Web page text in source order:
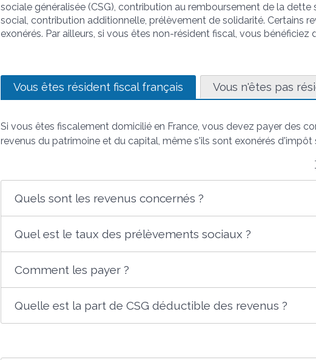
sociale généralisée (CSG), contribution au remboursement de la dette
social, contribution additionnelle, prélèvement de solidarité. Certains
exonérés. Par ailleurs, si vous êtes non-résident fiscal, vous bénéficiez
Vous êtes résident fiscal français Vous n'êtes pas
Si vous êtes fiscalement domicilié en France, vous devez payer des
revenus du patrimoine et du capital, même s'ils sont exonérés d'impôt
Quels sont les revenus concernés ?
Quel est le taux des prélèvements sociaux ?
Comment les payer ?
Quelle est la part de CSG déductible des revenus ?